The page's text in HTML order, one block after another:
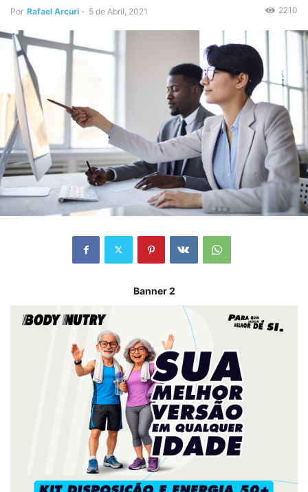
Por Rafael Arcuri - 5 de Abril, 2021 2210
Banner 2